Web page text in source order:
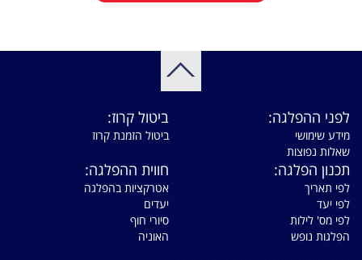
לפני ההפלגה:
מידע שימושי
שאלות נפוצות
ביטול קרוז:
ביטול הזמנת קרוז
תכנון הפלגה:
לפי תאריך
לפי יעד
לפי מס' לילות
הפלגות נופש
חווית ההפלגה:
אטרקציות בהפלגה
יעדים
סיורי חוף
האוניה